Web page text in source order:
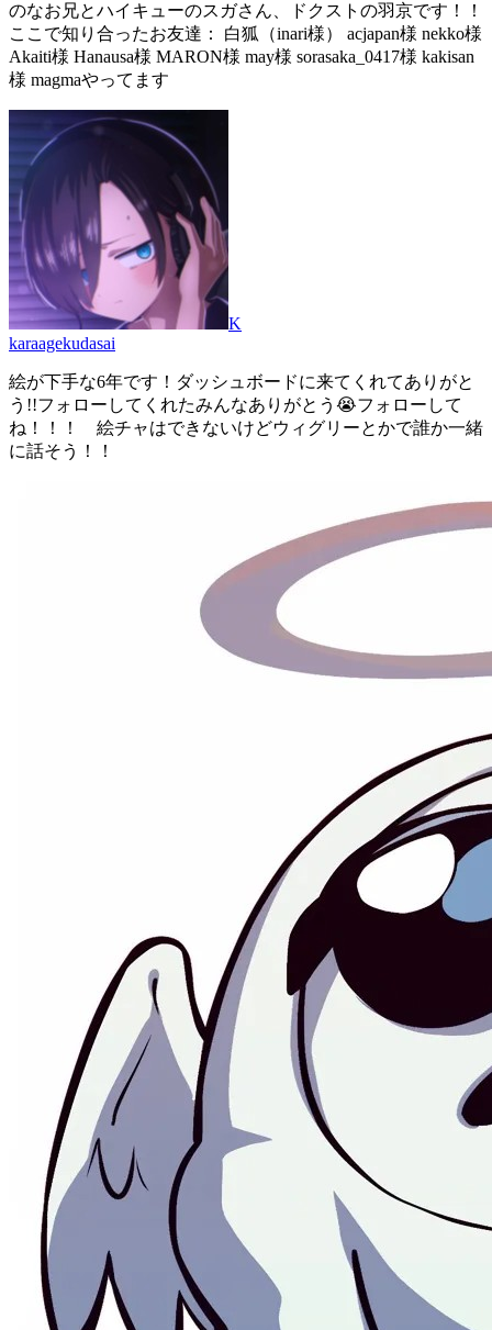
のなお兄とハイキューのスガさん、ドクストの羽京です！！
ここで知り合ったお友達： 白狐（inari様） acjapan様 nekko様
Akaiti様 Hanausa様 MARON様 may様 sorasaka_0417様 kakisan
様 magmaやってます
K
karaagekudasai
絵が下手な6年です！ダッシュボードに来てくれてありがと
う!!フォローしてくれたみんなありがとう😭フォローして
ね！！！ 絵チャはできないけどウィグリーとかで誰か一緒
に話そう！！